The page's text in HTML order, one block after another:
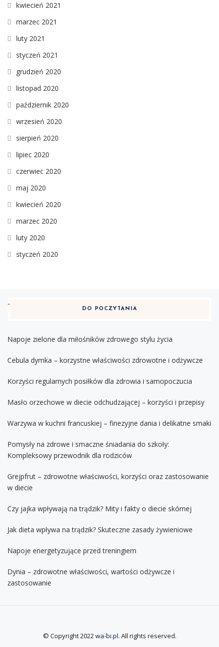
kwiecień 2021
marzec 2021
luty 2021
styczeń 2021
grudzień 2020
listopad 2020
październik 2020
wrzesień 2020
sierpień 2020
lipiec 2020
czerwiec 2020
maj 2020
kwiecień 2020
marzec 2020
luty 2020
styczeń 2020
DO POCZYTANIA
Napoje zielone dla miłośników zdrowego stylu życia
Cebula dymka – korzystne właściwości zdrowotne i odżywcze
Korzyści regularnych posiłków dla zdrowia i samopoczucia
Masło orzechowe w diecie odchudzającej – korzyści i przepisy
Warzywa w kuchni francuskiej – finezyjne dania i delikatne smaki
Pomysły na zdrowe i smaczne śniadania do szkoły:
Kompleksowy przewodnik dla rodziców
Grejpfrut – zdrowotne właściwości, korzyści oraz zastosowanie
w diecie
Czy jajka wpływają na trądzik? Mity i fakty o diecie skórnej
Jak dieta wpływa na trądzik? Skuteczne zasady żywieniowe
Napoje energetyzujące przed treningiem
Dynia – zdrowotne właściwości, wartości odżywcze i
zastosowanie
© Copyright 2022wa-bi.pl. All rights reserved.